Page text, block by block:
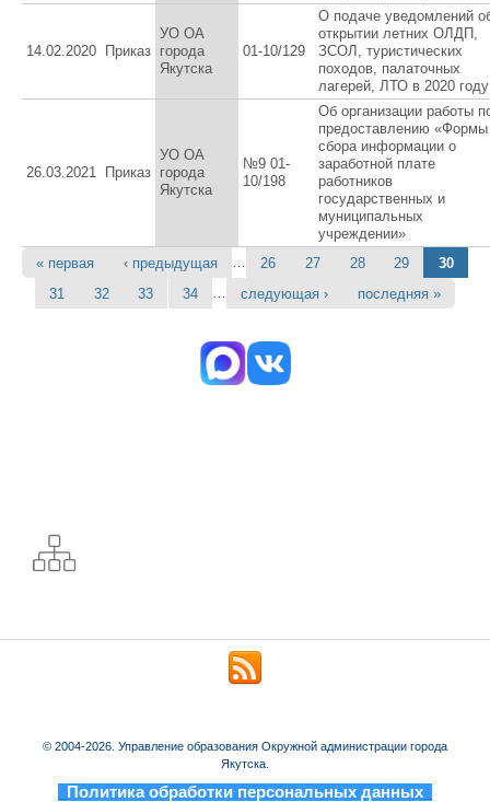
14.02.2020 Приказ
УО ОА
города
Якутска
01-10/129
О подаче уведомлений
открытии летних ОЛДП,
ЗСОЛ, туристических
походов, палаточных
лагерей, ЛТО в 2020 году
26.03.2021 Приказ
УО ОА
города
Якутска
№9 01-
10/198
Об организации работы
предоставлению «Формы
сбора информации о
заработной плате
работников
государственных и
муниципальных
учреждении»
Страницы
« первая ‹ предыдущая 26 27 28 29
30
31
32 33 34 следующая › последняя »
© 2004-2026. Управление образования Окружной администрации города
Якутска.
Политика обработки персональных данных